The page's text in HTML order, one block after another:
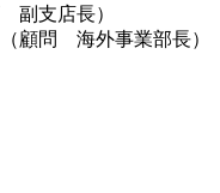
支店長）
顧問 海外事業部長）